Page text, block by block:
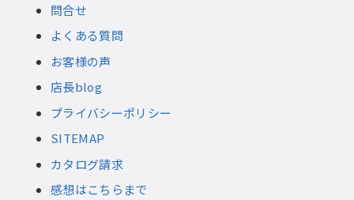
問合せ
よくある質問
お客様の声
店長blog
プライバシーポリシー
SITEMAP
カタログ請求
感想はこちらまで